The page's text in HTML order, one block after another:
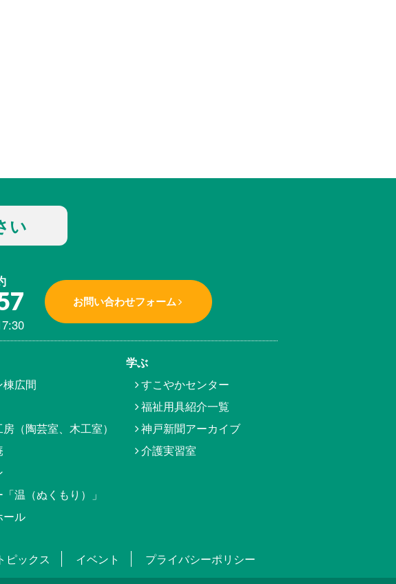
い
お問い合わせフォーム
棟広間
（陶芸室、木工室）
温（ぬくもり）」
ール
学ぶ
すこやかセンター
福祉用具紹介一覧
神戸新聞アーカイブ
介護実習室
ピックス イベント プライバシーポリシー